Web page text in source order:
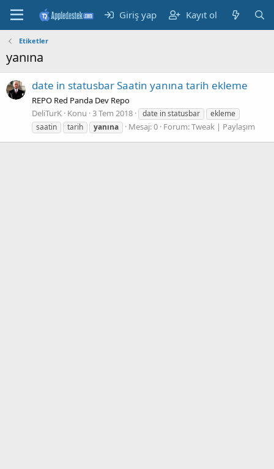
Giriş yap Kayıt ol
Etiketler
yanına
date in statusbar Saatin yanına tarih ekleme
REPO Red Panda Dev Repo
DeliTurK Konu 3 Tem 2018 date in statusbar
ekleme
saatin
tarih yanına Mesaj: 0 Forum:Tweak | Paylaşım